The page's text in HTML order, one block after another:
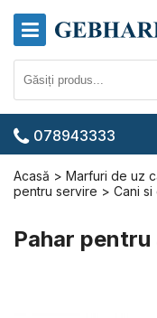
078943333
Acasă Marfuri de uz
pentru servire
Cani si
Pahar